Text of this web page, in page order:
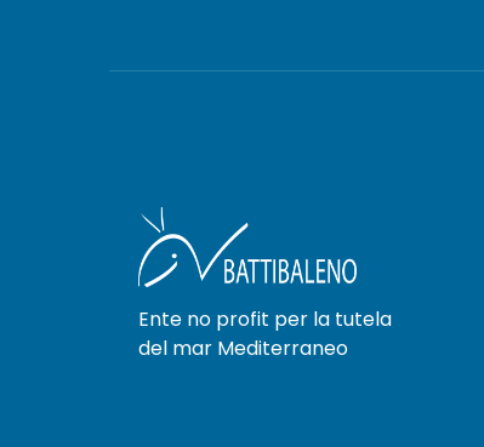
Ente no profit per la tutela
del mar Mediterraneo